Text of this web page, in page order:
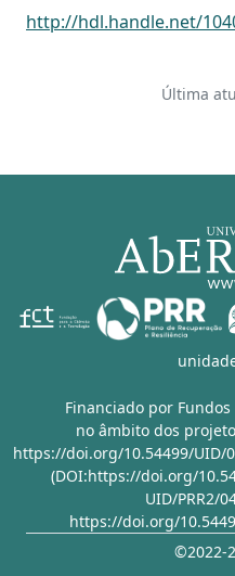
http://hdl.handle.net/
Última
Financiado por
no âmbito dos
https://doi.org/10.54499/UID/
(DOI:https://doi.org/
UID/PRR2/
https://doi.org/
©2022-